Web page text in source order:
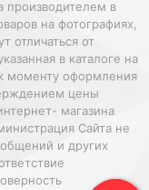
производителем в
на фотографиях,
отличаться от
в каталоге на
моменту оформления
цены
магазина
Сайта не
и других